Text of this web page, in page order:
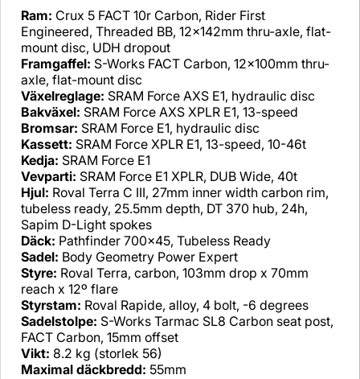
Ram: Crux 5 FACT 10r Carbon, Rider First
Engineered, Threaded BB, 12x142mm thru-axle, flat-
mount disc, UDH dropout
Framgaffel: S-Works FACT Carbon, 12x100mm thru-
axle, flat-mount disc
Växelreglage: SRAM Force AXS E1, hydraulic disc
Bakväxel: SRAM Force AXS XPLR E1, 13-speed
Bromsar: SRAM Force E1, hydraulic disc
Kassett: SRAM Force XPLR E1, 13-speed, 10-46t
Kedja: SRAM Force E1
Vevparti: SRAM Force E1 XPLR, DUB Wide, 40t
Hjul: Roval Terra C III, 27mm inner width carbon rim,
tubeless ready, 25.5mm depth, DT 370 hub, 24h,
Sapim D-Light spokes
Däck: Pathfinder 700x45, Tubeless Ready
Sadel: Body Geometry Power Expert
Styre: Roval Terra, carbon, 103mm drop x 70mm
reach x 12º flare
Styrstam: Roval Rapide, alloy, 4 bolt, -6 degrees
Sadelstolpe: S-Works Tarmac SL8 Carbon seat post,
FACT Carbon, 15mm offset
Vikt: 8.2 kg (storlek 56)
Maximal däckbredd: 55mm